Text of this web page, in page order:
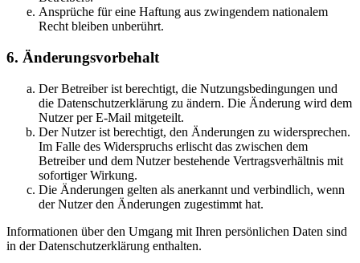
Ansprüche für eine Haftung aus zwingendem nationalem
Recht bleiben unberührt.
6. Änderungsvorbehalt
Der Betreiber ist berechtigt, die Nutzungsbedingungen und
die Datenschutzerklärung zu ändern. Die Änderung wird dem
Nutzer per E-Mail mitgeteilt.
Der Nutzer ist berechtigt, den Änderungen zu widersprechen.
Im Falle des Widerspruchs erlischt das zwischen dem
Betreiber und dem Nutzer bestehende Vertragsverhältnis mit
sofortiger Wirkung.
Die Änderungen gelten als anerkannt und verbindlich, wenn
der Nutzer den Änderungen zugestimmt hat.
Informationen über den Umgang mit Ihren persönlichen Daten sind
in der Datenschutzerklärung enthalten.